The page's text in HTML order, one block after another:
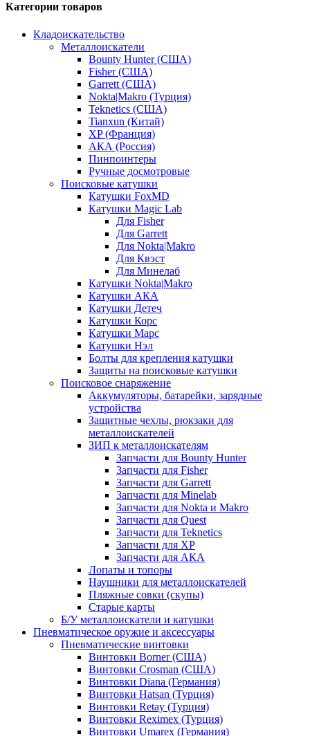
Категории товаров
Кладоискательство
Металлоискатели
Bounty Hunter (США)
Fisher (США)
Garrett (США)
Nokta|Makro (Турция)
Teknetics (США)
Tianxun (Китай)
XP (Франция)
АКА (Россия)
Пинпоинтеры
Ручные досмотровые
Поисковые катушки
Катушки FoxMD
Катушки Magic Lab
Для Fisher
Для Garrett
Для Nokta|Makro
Для Квэст
Для Минелаб
Катушки Nokta|Makro
Катушки АКА
Катушки Детеч
Катушки Корс
Катушки Марс
Катушки Нэл
Болты для крепления катушки
Защиты на поисковые катушки
Поисковое снаряжение
Аккумуляторы, батарейки, зарядные
устройства
Защитные чехлы, рюкзаки для
металлоискателей
ЗИП к металлоискателям
Запчасти для Bounty Hunter
Запчасти для Fisher
Запчасти для Garrett
Запчасти для Minelab
Запчасти для Nokta и Makro
Запчасти для Quest
Запчасти для Teknetics
Запчасти для XP
Запчасти для АКА
Лопаты и топоры
Наушники для металлоискателей
Пляжные совки (скупы)
Старые карты
Б/У металлоискатели и катушки
Пневматическое оружие и аксессуары
Пневматические винтовки
Винтовки Borner (США)
Винтовки Crosman (США)
Винтовки Diana (Германия)
Винтовки Hatsan (Турция)
Винтовки Retay (Турция)
Винтовки Reximex (Турция)
Винтовки Umarex (Германия)